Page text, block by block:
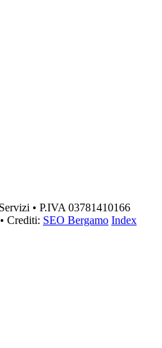
• P.IVA 03781410166
• Crediti: SEO Bergamo Index